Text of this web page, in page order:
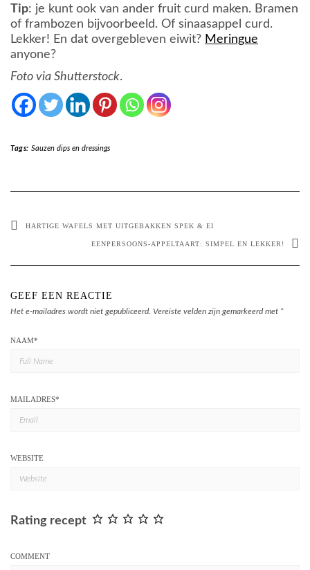
Tip: je kunt ook van ander fruit curd maken. Bramen
of frambozen bijvoorbeeld. Of sinaasappel curd.
Lekker! En dat overgebleven eiwit? Meringue
anyone?
Foto via Shutterstock.
Tags: Sauzen dips en dressings
HARTIGE WAFELS MET UITGEBAKKEN SPEK & EI
EENPERSOONS-APPELTAART: SIMPEL EN LEKKER!
GEEF EEN REACTIE
Het e-mailadres wordt niet gepubliceerd. Vereiste velden zijn gemarkeerd met *
NAAM*
MAILADRES*
WEBSITE
Rating recept
COMMENT